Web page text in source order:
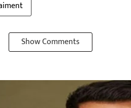
Show Comments